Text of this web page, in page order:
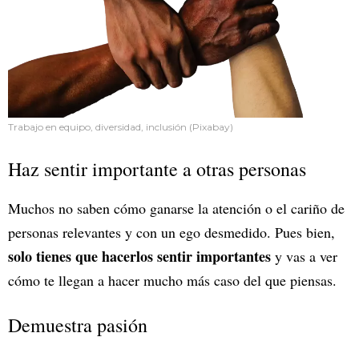
Trabajo en equipo, diversidad, inclusión (Pixabay)
Haz sentir importante a otras personas
Muchos no saben cómo ganarse la atención o el cariño de
personas relevantes y con un ego desmedido. Pues bien,
solo tienes que hacerlos sentir importantes y vas a ver
cómo te llegan a hacer mucho más caso del que piensas.
Demuestra pasión